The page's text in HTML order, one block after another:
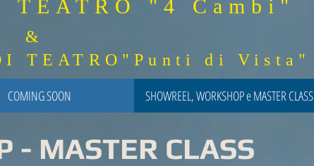
TEATRO "4 Cambi"
&
di Vista"
COMING SOON SHOWREEL, WORKSHOP e MASTER CLASS
- MASTER CLASS